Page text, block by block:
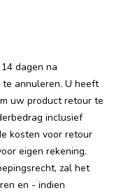
dagen na
annuleren. U heeft
uw product retour te
inclusief
kosten voor retour
eigen rekening.
zal het
en - indien